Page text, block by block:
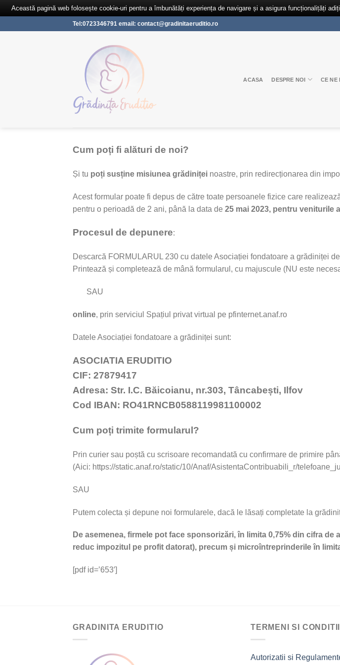
Tel:0723346791 email: contact@gradinitaeruditio.ro
ACASA DESPRE NOI CE NE
Cum poți fi alături de noi?
Și tu poți susține misiunea grădiniței noastre, prin redirecționarea din
Acest formular poate fi depus de către toate persoanele fizice care
pentru o perioadă de 2 ani, până la data de 25 mai 2023, pentru veniturile
Procesul de depunere:
Descarcă FORMULARUL 230 cu datele Asociației fondatoare a grădiniței
Printează și completează de mână formularul, cu majuscule (NU este
SAU
online, prin serviciul Spațiul privat virtual pe pfinternet.anaf.ro
Datele Asociației fondatoare a grădiniței sunt:
ASOCIATIA ERUDITIO
CIF: 27879417
Adresa: Str. I.C. Băicoianu, nr.303, Tâncabești, Ilfov
Cod IBAN: RO41RNCB0588119981100002
Cum poți trimite formularul?
Prin curier sau poștă cu scrisoare recomandată cu confirmare de primire
(Aici: https://static.anaf.ro/static/10/Anaf/AsistentaContribuabili_r/
SAU
Putem colecta și depune noi formularele, dacă le lăsați completate la
De asemenea, firmele pot face sponsorizări, în limita 0,75% din cifra
reduc impozitul pe profit datorat), precum și microîntreprinderile în
[pdf id=’653′]
GRADINITA ERUDITIO TERMENI SI CONDITII
Autorizatii si
Această pagină web folosește cookie-uri pentru a îmbunătăți experiența de navigare și a asigura funcționalițăți